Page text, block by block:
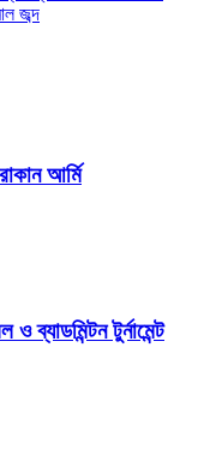
জব্দ
আর্মি
টুর্নামেন্ট